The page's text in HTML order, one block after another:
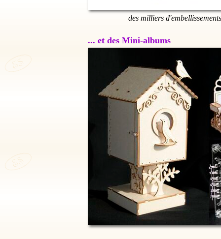
des milliers
... et des Mini-albums